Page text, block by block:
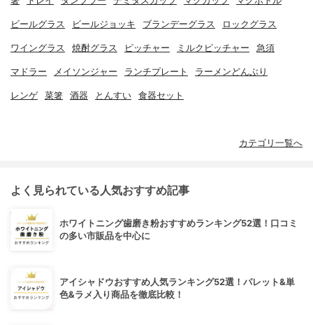
ビールグラス ビールジョッキ ブランデーグラス ロックグラス
ワイングラス 焼酎グラス ピッチャー ミルクピッチャー 急須
マドラー メイソンジャー ランチプレート ラーメンどんぶり
レンゲ 菜箸 酒器 とんすい 食器セット
カテゴリ一覧へ
よく見られている人気おすすめ記事
ホワイトニング歯磨き粉おすすめランキング52選！口コミ
の多い市販品を中心に
アイシャドウおすすめ人気ランキング52選！パレット&単
色&ラメ入り商品を徹底比較！